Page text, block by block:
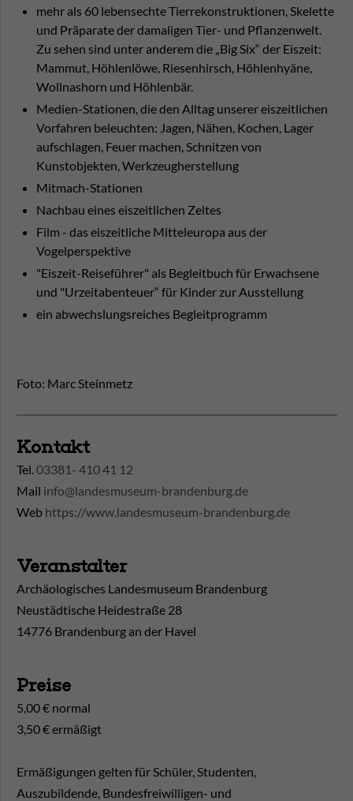
mehr als 60 lebensechte Tierrekonstruktionen, Skelette
und Präparate der damaligen Tier- und Pflanzenwelt.
Zu sehen sind unter anderem die „Big Six“ der Eiszeit:
Mammut, Höhlenlöwe, Riesenhirsch, Höhlenhyäne,
Wollnashorn und Höhlenbär.
Medien-Stationen, die den Alltag unserer eiszeitlichen
Vorfahren beleuchten: Jagen, Nähen, Kochen, Lager
aufschlagen, Feuer machen, Schnitzen von
Kunstobjekten, Werkzeugherstellung
Mitmach-Stationen
Nachbau eines eiszeitlichen Zeltes
Film - das eiszeitliche Mitteleuropa aus der
Vogelperspektive
"Eiszeit-Reiseführer" als Begleitbuch für Erwachsene
und "Urzeitabenteuer“ für Kinder zur Ausstellung
ein abwechslungsreiches Begleitprogramm
Foto: Marc Steinmetz
Kontakt
Tel. 03381- 410 41 12
Mail info@landesmuseum-brandenburg.de
Web https://www.landesmuseum-brandenburg.de
Veranstalter
Archäologisches Landesmuseum Brandenburg
Neustädtische Heidestraße 28
14776 Brandenburg an der Havel
Preise
5,00 € normal
3,50 € ermäßigt
Ermäßigungen gelten für Schüler, Studenten,
Auszubildende, Bundesfreiwilligen- und